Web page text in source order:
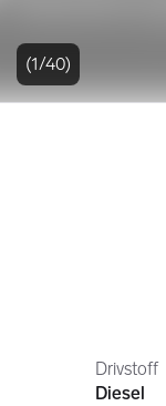
(1/40)
Drivstoff
Diesel